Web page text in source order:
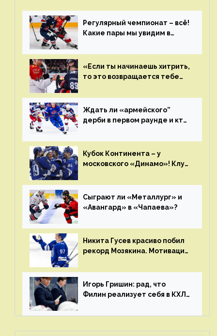
Регулярный чемпионат – всё!
Какие пары мы увидим в
«Если ты начинаешь хитрить,
то это возвращается тебе
Ждать ли «армейского”
дерби в первом раунде и кто
Главные интриги последнего
дня «регулярки” КХЛ
Кубок Континента – у
московского «Динамо»! Клуб
сезон
Сыграют ли «Металлург» и
«Авангард» в «Чапаева»?
Никита Гусев красиво побил
рекорд Мозякина. Мотивации
много
Игорь Гришин: рад, что
Филин реализует себя в КХЛ
стали загонять его в рамки